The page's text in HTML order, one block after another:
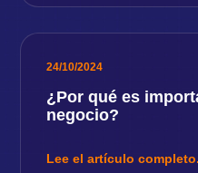
24/10/2024
¿Por qué es
negocio?
Lee el artículo completo.